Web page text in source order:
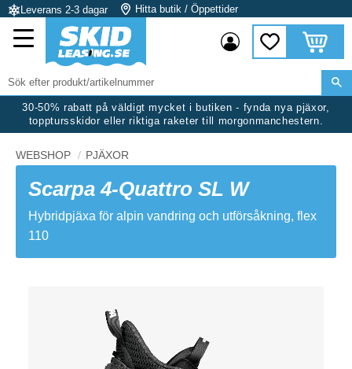
Meny
Leverans 2-3 dagar Hitta butik / Öppettider
Favoriter
Kundvagn
30-50% rabatt på väldigt mycket i butiken - fynda nya pjäxor,
topptursskidor eller riktiga raketer till morgonmanchestern.
WEBSHOP PJÄXOR
Scarpa 4-Quattro SL W
Hybridpjäxa för alpin vandring och utförsåkning, flex
110